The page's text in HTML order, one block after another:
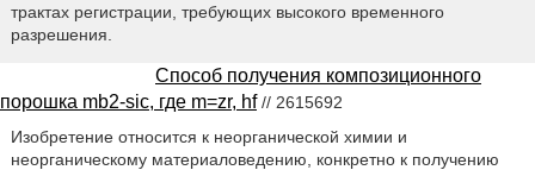
трактах регистрации, требующих высокого временного
разрешения.
Способ получения композиционного
порошка mb2-sic, где m=zr, hf// 2615692
Изобретение относится к неорганической химии и
неорганическому материаловедению, конкретно к получению